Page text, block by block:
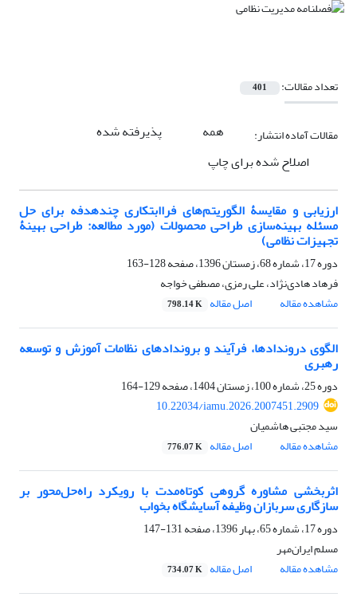
تعداد مقالات: 401
مقالات آماده انتشار: همه
پذیرفته شده
اصلاح شده برای چاپ
ارزیابی و مقایسۀ الگوریتم‌های فراابتکاری چندهدفه برای حل
مسئله بهینه‌سازی طراحی محصولات (مورد مطالعه: طراحی بهینۀ
تجهیزات نظامی)
دوره 17، شماره 68، زمستان 1396، صفحه
128-163
فرهاد هادی‌نژاد، علی رمزی، مصطفی خواجه
مشاهده مقاله
اصل مقاله 798.14 K
الگوی دروندادها، فرآیند و بروندادهای نظامات آموزش و توسعه
رهبری
دوره 25، شماره 100، زمستان 1404، صفحه
129-164
10.22034/iamu.2026.2007451.2909
سید مجتبی هاشمیان
مشاهده مقاله
اصل مقاله 776.07 K
اثربخشی مشاوره گروهی کوتاه‌مدت با رویکرد راه‌حل‌محور بر
سازگاری سربازان وظیفه آسایشگاه بخواب
دوره 17، شماره 65، بهار 1396، صفحه
131-147
مسلم ایران‌مهر
مشاهده مقاله
اصل مقاله 734.07 K